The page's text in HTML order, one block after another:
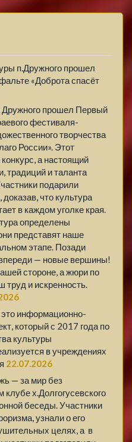
п.Дружного прошел
«Доброта спасёт
прошел Первый
фестиваля-
творчества
России». Этот
а настоящий
традиций и таланта
подарили
что культура
в каждом уголке края.
определены
представят наше
этапе. Позади
— новые вершины!
стороне, а жюри по
труд и искренность.
информационно-
который с 2017 года по
культуры
в учреждениях
22.07.2026
— за мир без
клубе х.Долгогусевского
беседы. Участники
узнали о его
целях, а в